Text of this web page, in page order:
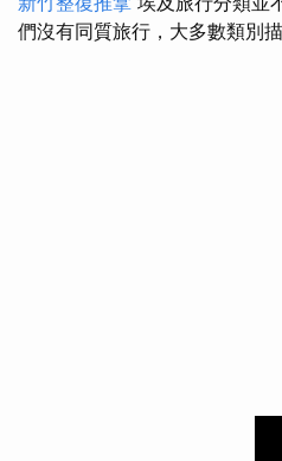
們沒有同質旅行，大多數類別